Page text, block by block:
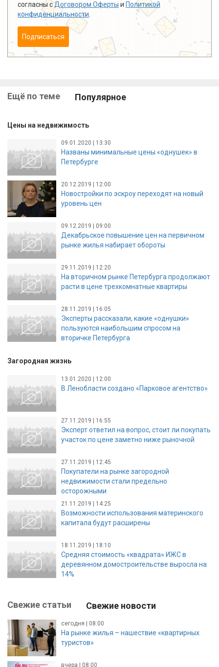
согласны сДоговором Оферты и Политикой
конфиденциальности.
Подписаться
Ещё по теме Популярное
Цены на недвижимость
09.01.2020 | 13:30
Названы минимальные цены «однушек» в
Петербурге
20.12.2019 | 12:00
Новостройки по эскроу переходят на новый
уровень цен
09.12.2019 | 09:00
Декабрьское повышение цен на первичном
рынке жилья набирает обороты
29.11.2019 | 12:20
На вторичном рынке Петербурга продолжают
расти в цене трехкомнатные квартиры
28.11.2019 | 16:05
Эксперты рассказали, какие «однушки»
пользуются наибольшим спросом на
вторичке Петербурга
Загородная жизнь
13.01.2020 | 12:00
В Ленобласти создано «Парковое агентство»
27.11.2019 | 16:55
Эксперт ответил на вопрос, стоит ли покупать
участок по цене заметно ниже рыночной
27.11.2019 | 12:45
Покупатели на рынке загородной
недвижимости стали предельно
осторожными
21.11.2019 | 14:25
Возможности использования материнского
капитала будут расширены
18.11.2019 | 18:10
Средняя стоимость «квадрата» ИЖС в
деревянном домостроительстве выросла на
14%
Свежие статьи Свежие новости
сегодня | 08:00
На рынке жилья – нашествие «квартирных
туристов»
вчера | 08:00